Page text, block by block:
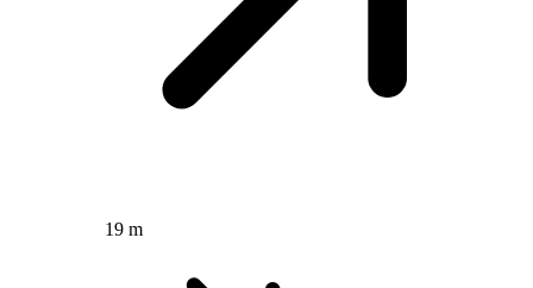
19 m